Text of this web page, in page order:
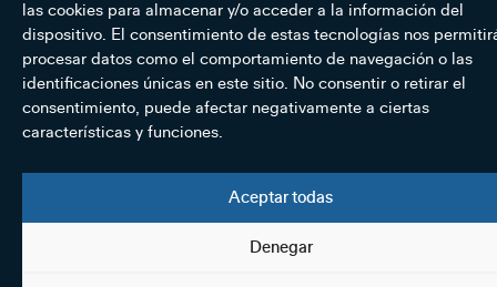
las cookies para almacenar y/o acceder a la información del
dispositivo. El consentimiento de estas tecnologías nos
procesar datos como el comportamiento de navegación o las
identificaciones únicas en este sitio. No consentir o retirar el
consentimiento, puede afectar negativamente a ciertas
características y funciones.
Aceptar todas
Denegar